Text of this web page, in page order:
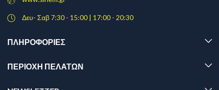
Δευ- Σαβ 7:30 - 15:00 | 17:00 - 20:30
ΠΛΗΡΟΦΟΡΊΕΣ
ΠΕΡΙΟΧΗ ΠΕΛΑΤΩΝ